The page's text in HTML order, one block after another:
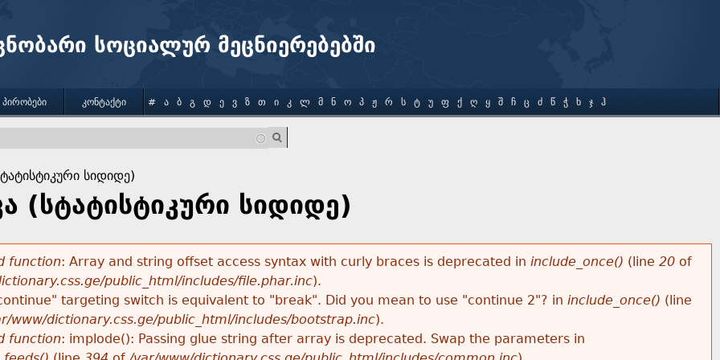
სოციალურ მეცნიერებებში
სიდიდე)
(სტატისტიკური სიდიდე)
function: Array and string offset access syntax with curly braces is deprecated in include_once() (line 20of
public_html/includes/file.phar.inc).
targeting switch is equivalent to "break". Did you mean to use "continue 2"? in include_once() (line
www/dictionary.css.ge/public_html/includes/bootstrap.inc).
function: implode(): Passing glue string after array is deprecated. Swap the parameters in
ᲞᲘᲠᲝᲑᲔᲑᲘ ᲙᲝᲜᲢᲐᲥᲢᲘ # Ა Ბ Გ Დ Ე Ვ Ზ Თ Ი Კ Ლ Მ Ნ Ო Პ Ჟ Რ Ს Ტ Უ Ფ Ქ Ღ Ყ Შ Ჩ Ც Ძ Წ Ჭ Ხ Ჯ Ჰ